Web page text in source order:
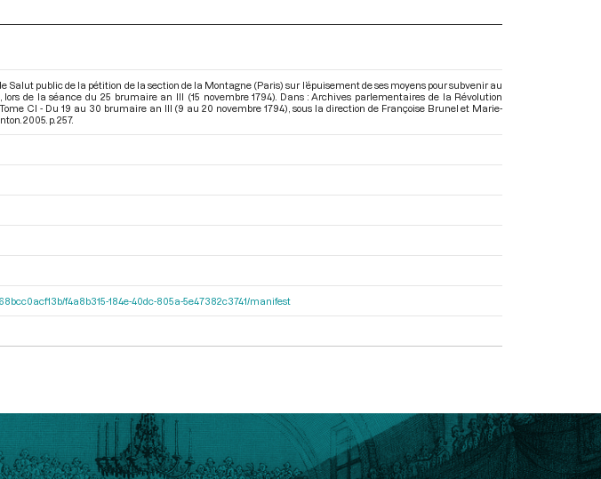
Salut public de la pétition de la section de la Montagne (Paris) sur l’épuisement de ses moyens pour subvenir au
de la séance du 25 brumaire an III (15 novembre 1794). Dans : Archives parlementaires de la Révolution
CI - Du 19 au 30 brumaire an III (9 au 20 novembre 1794) , sous la direction de Françoise Brunel et Marie-
2005. p. 257.
68bcc0acf13b/f4a8b315-184e-40dc-805a-5e47382c3741/manifest